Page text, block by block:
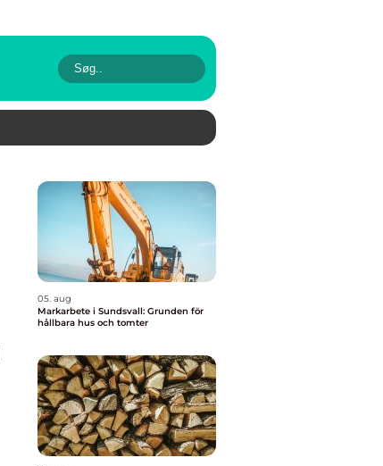
05. aug
Markarbete i Sundsvall: Grunden för
hållbara hus och tomter